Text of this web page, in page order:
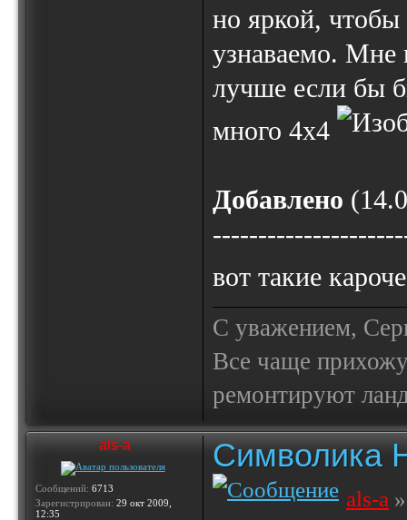
но яркой, чтобы
узнаваемо. Мне
лучше если бы
много 4х4
Добавлено
вот такие
С уважением,
Все чаще
ремонтируют
als-a
Сообщений: 6713
Зарегистрирован: 29 окт 2009,
12:35
Символика
als-a